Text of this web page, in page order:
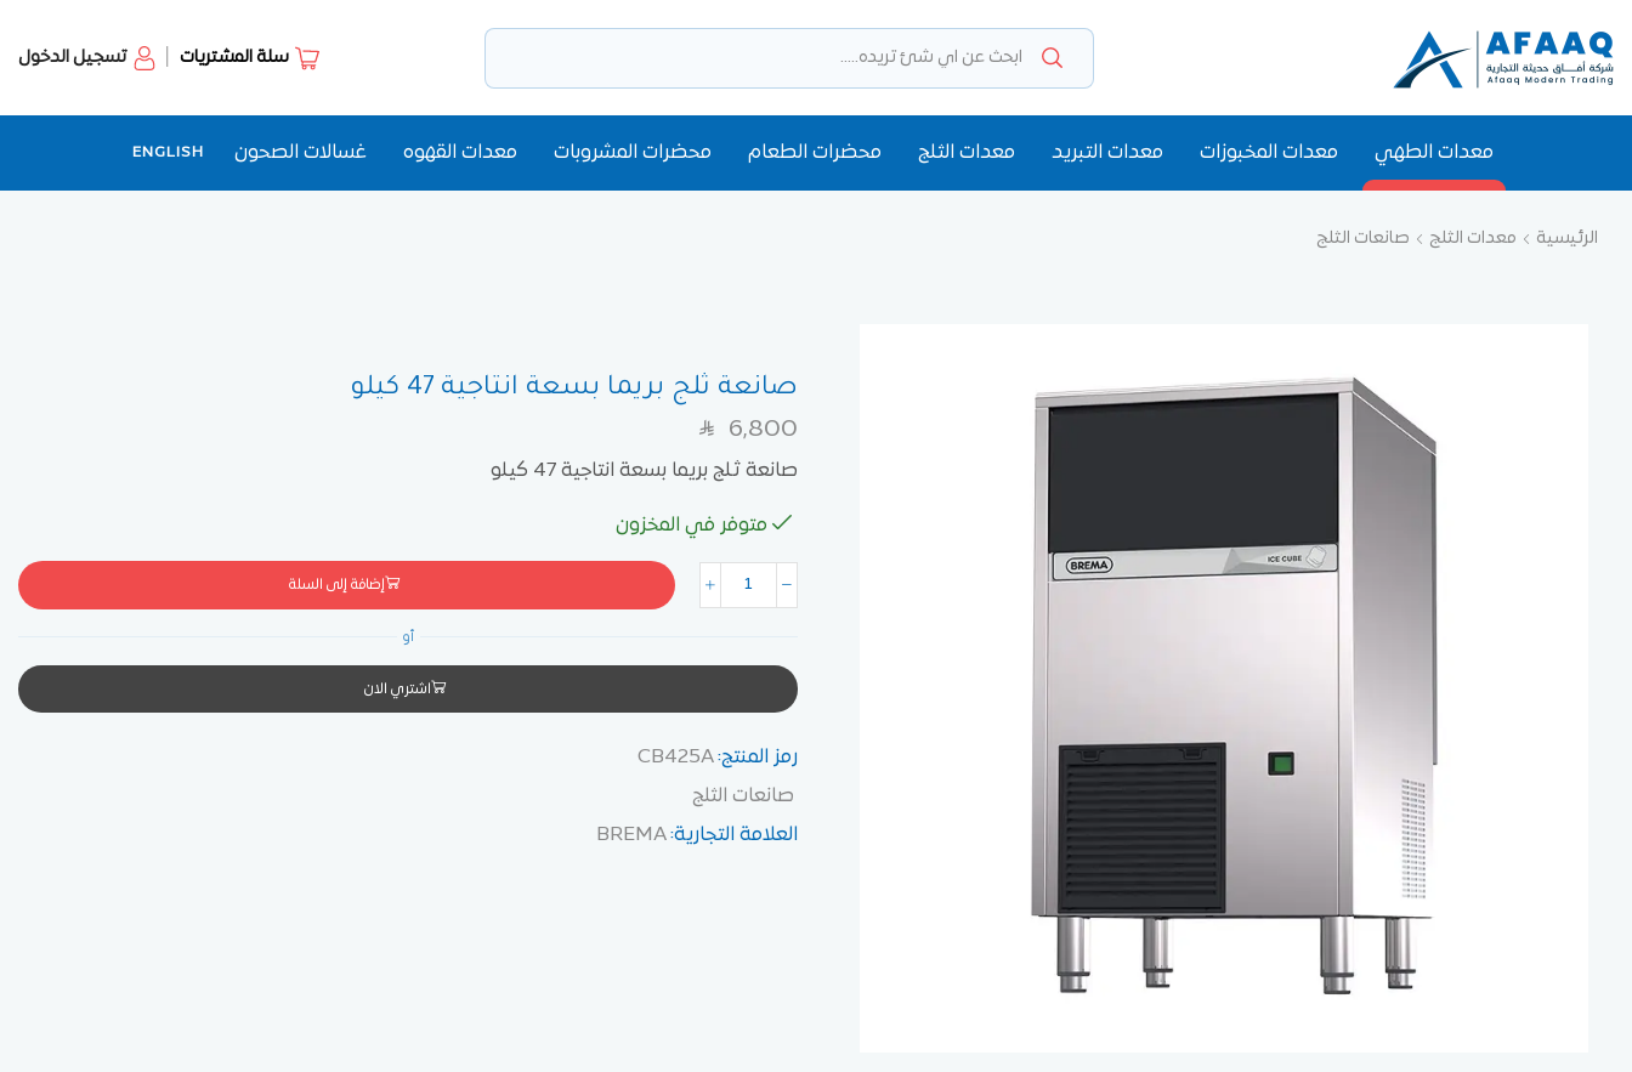
سلة المشتريات تسجيل الدخول
معدات الطهي معدات المخبوزات معدات التبريد معدات الثلج محضرات الطعام محضرات المشروبات معدات القهوه غسالات الصحون ENGLISH
الرئيسية معدات الثلج صانعات الثلج
صانعة ثلج بريما بسعة انتاجية 47 كيلو
SAR 6,800
صانعة ثلج بريما بسعة انتاجية 47 كيلو
متوفر في المخزون
إضافة إلى السلة
أو
اشتري الان
رمز المنتج:CB425A
صانعات الثلج
العلامة التجارية:BREMA